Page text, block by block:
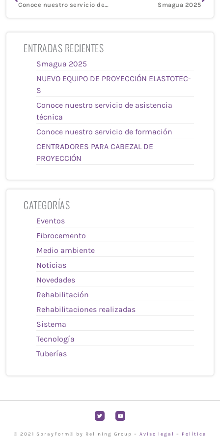
Conoce nuestro servicio de asistencia técnica Smagua 2025
ENTRADAS RECIENTES
Smagua 2025
NUEVO EQUIPO DE PROYECCIÓN ELASTOTEC-
S
Conoce nuestro servicio de asistencia
técnica
Conoce nuestro servicio de formación
CENTRADORES PARA CABEZAL DE
PROYECCIÓN
CATEGORÍAS
Eventos
Fibrocemento
Medio ambiente
Noticias
Novedades
Rehabilitación
Rehabilitaciones realizadas
Sistema
Tecnología
Tuberías
T
w
i
t
Y
o
u
u
© 2021 SprayForm® by Relining Group – Aviso legal –
Política